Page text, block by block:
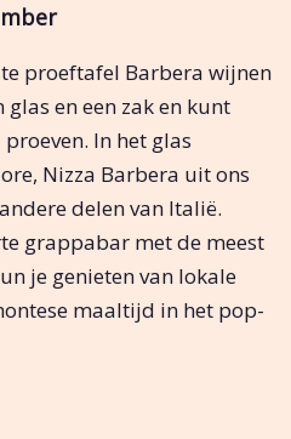
proeftafel Barbera wijnen
glas en een zak en kunt
In het glas
Nizza Barbera uit ons
delen van Italië.
grappabar met de meest
je genieten van lokale
maaltijd in het pop-